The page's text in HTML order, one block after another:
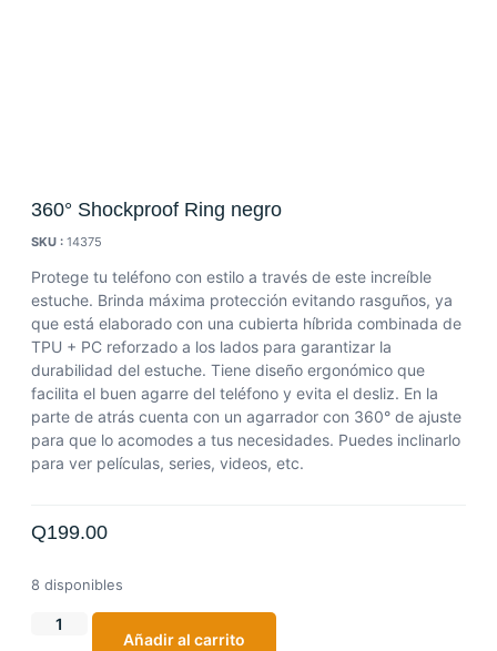
360° Shockproof Ring negro
SKU : 14375
Protege tu teléfono con estilo a través de este increíble
estuche. Brinda máxima protección evitando rasguños, ya
que está elaborado con una cubierta híbrida combinada de
TPU + PC reforzado a los lados para garantizar la
durabilidad del estuche. Tiene diseño ergonómico que
facilita el buen agarre del teléfono y evita el desliz. En la
parte de atrás cuenta con un agarrador con 360° de ajuste
para que lo acomodes a tus necesidades. Puedes inclinarlo
para ver películas, series, videos, etc.
Q199.00
8 disponibles
Añadir al carrito